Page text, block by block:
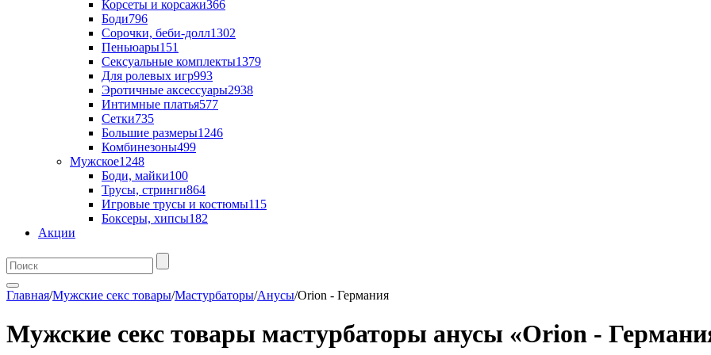
Корсеты и корсажи366
Боди796
Сорочки, беби-долл1302
Пеньюары151
Сексуальные комплекты1379
Для ролевых игр993
Эротичные аксессуары2938
Интимные платья577
Сетки735
Большие размеры1246
Комбинезоны499
Мужское1248
Боди, майки100
Трусы, стринги864
Игровые трусы и костюмы115
Боксеры, хипсы182
Акции
Главная/Мужские секс товары/Мастурбаторы/Анусы/Orion - Германия
Мужские секс товары мастурбаторы анусы «Orion -